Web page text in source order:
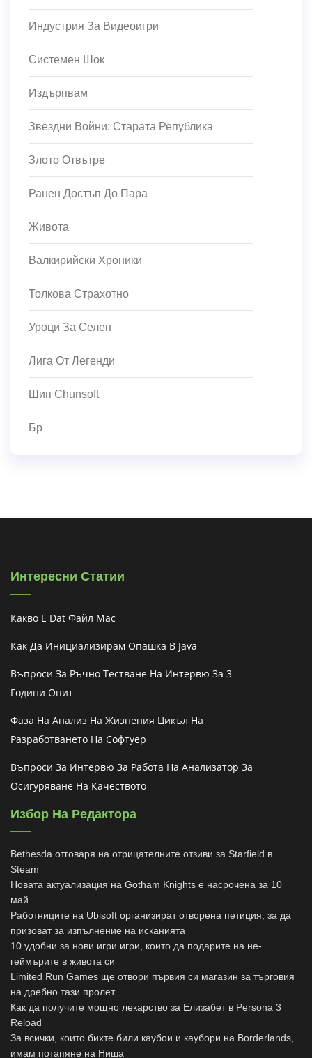
Индустрия За Видеоигри
Системен Шок
Издърпвам
Звездни Войни: Старата Република
Злото Отвътре
Ранен Достъп До Пара
Живота
Валкирийски Хроники
Толкова Страхотно
Уроци За Селен
Лига От Легенди
Шип Chunsoft
Бр
Интересни Статии
Какво Е Dat Файл Mac
Как Да Инициализирам Опашка В Java
Въпроси За Ръчно Тестване На Интервю За 3
Години Опит
Фаза На Анализ На Жизнения Цикъл На
Разработването На Софтуер
Въпроси За Интервю За Работа На Анализатор За
Осигуряване На Качеството
Избор На Редактора
Bethesda отговаря на отрицателните отзиви за Starfield в
Steam
Новата актуализация на Gotham Knights е насрочена за 10
май
Работниците на Ubisoft организират отворена петиция, за да
призоват за изпълнение на исканията
10 удобни за нови игри игри, които да подарите на не-
геймърите в живота си
Limited Run Games ще отвори първия си магазин за търговия
на дребно тази пролет
Как да получите мощно лекарство за Елизабет в Persona 3
Reload
За всички, които бихте били каубои и каубори на Borderlands,
имам потапяне на Ниша